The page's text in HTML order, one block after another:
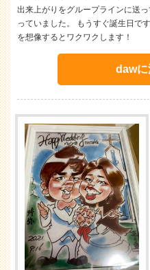
出来上がりをグループラインに送
っていました。 もうすぐ誕生日で
を想像するとワクワクします！
dawに